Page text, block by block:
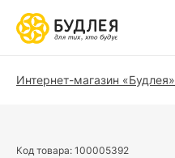
Интернет-магазин «Будлея»
Код товара: 100005392